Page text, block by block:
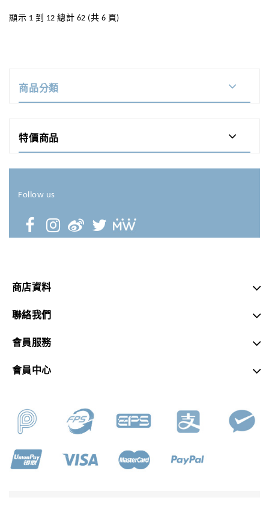
顯示 1 到 12 總計 62 (共 6 頁)
商品分類
特價商品
Follow us
商店資料
聯絡我們
會員服務
會員中心